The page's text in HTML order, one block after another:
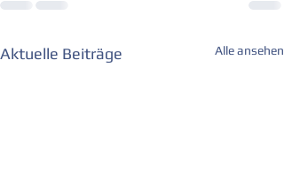
Aktuelle Beiträge Alle ansehen